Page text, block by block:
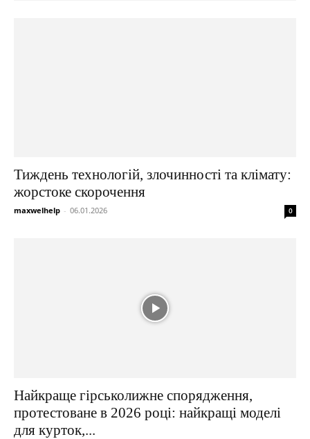
Тиждень технологій, злочинності та клімату:
жорстоке скорочення
maxwelhelp - 06.01.2026 0
Найкраще гірськолижне спорядження,
протестоване в 2026 році: найкращі моделі
для курток,...